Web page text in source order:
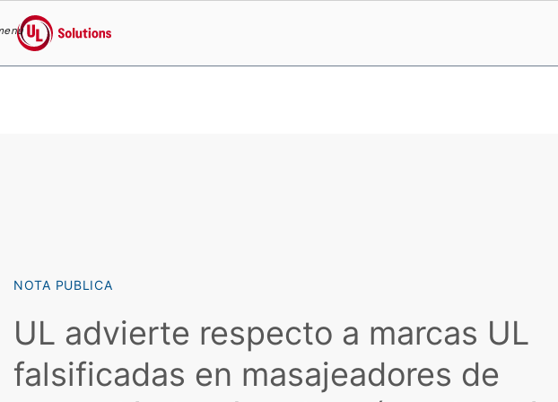
UL Solutions
NOTA PUBLICA
UL advierte respecto a marcas UL
falsificadas en masajeadores de